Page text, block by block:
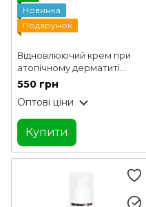
Новинка
Подарунок
Відновлюючий крем при
атопічному дерматиті
Корагард MyIDi 100 мл
550 грн
Оптові ціни
Купити